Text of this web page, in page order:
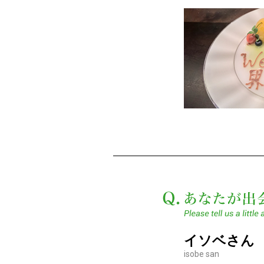
イソベさん
isobe san